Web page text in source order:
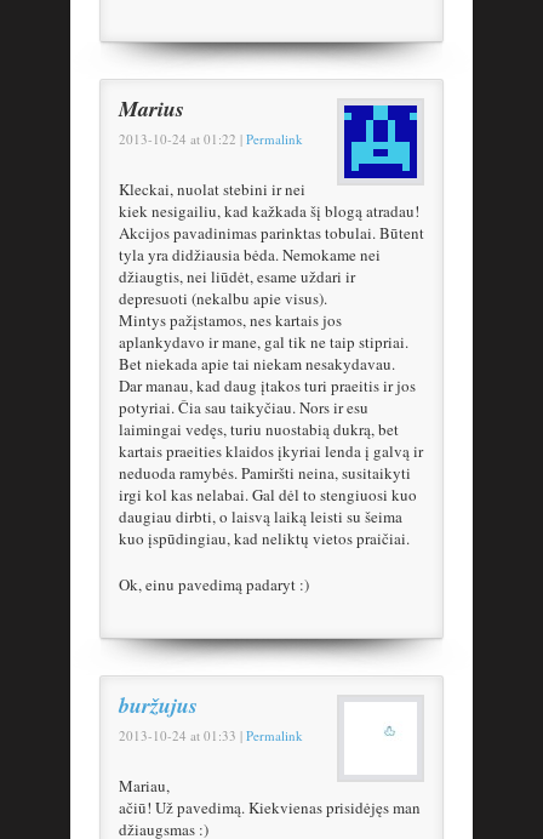
Marius
2013-10-24 at 01:22 | Permalink
Kleckai, nuolat stebini ir nei
kiek nesigailiu, kad kažkada šį blogą atradau!
Akcijos pavadinimas parinktas tobulai. Būtent
tyla yra didžiausia bėda. Nemokame nei
džiaugtis, nei liūdėt, esame uždari ir
depresuoti (nekalbu apie visus).
Mintys pažįstamos, nes kartais jos
aplankydavo ir mane, gal tik ne taip stipriai.
Bet niekada apie tai niekam nesakydavau.
Dar manau, kad daug įtakos turi praeitis ir jos
potyriai. Čia sau taikyčiau. Nors ir esu
laimingai vedęs, turiu nuostabią dukrą, bet
kartais praeities klaidos įkyriai lenda į galvą ir
neduoda ramybės. Pamiršti neina, susitaikyti
irgi kol kas nelabai. Gal dėl to stengiuosi kuo
daugiau dirbti, o laisvą laiką leisti su šeima
kuo įspūdingiau, kad neliktų vietos praičiai.
Ok, einu pavedimą padaryt :)
buržujus
2013-10-24 at 01:33 | Permalink
Mariau,
ačiū! Už pavedimą. Kiekvienas prisidėjęs man
džiaugsmas :)